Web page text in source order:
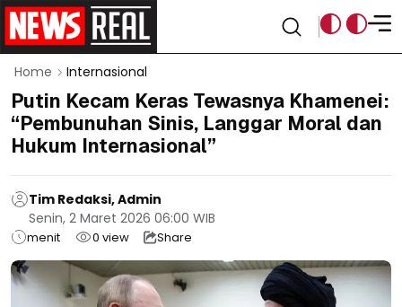
Home Internasional
Putin Kecam Keras Tewasnya Khamenei:
“Pembunuhan Sinis, Langgar Moral dan
Hukum Internasional”
Tim Redaksi, Admin
Senin, 2 Maret 2026 06:00 WIB
menit 0 view Share